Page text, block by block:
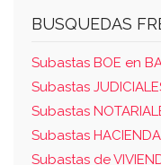
BUSQUEDAS
Subastas BOE en
Subastas
Subastas
Subastas
Subastas de